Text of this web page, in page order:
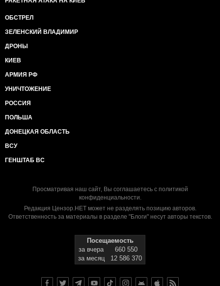
ОБСТРЕЛ
ЗЕЛЕНСКИЙ ВЛАДИМИР
ДРОНЫ
КИЕВ
АРМИЯ РФ
УНИЧТОЖЕНИЕ
РОССИЯ
ПОЛЬША
ДОНЕЦКАЯ ОБЛАСТЬ
ВСУ
ГЕНШТАБ ВС
Просматривая наш сайт, Вы соглашаетесь с политикой
конфиденциальности.
Редакция Цензор.НЕТ может не разделять позицию авторов.
Ответственность за материалы в разделе "Блоги" несут авторы текстов.
Посещаемость
за вчера
660 550
за месяц
12 586 370